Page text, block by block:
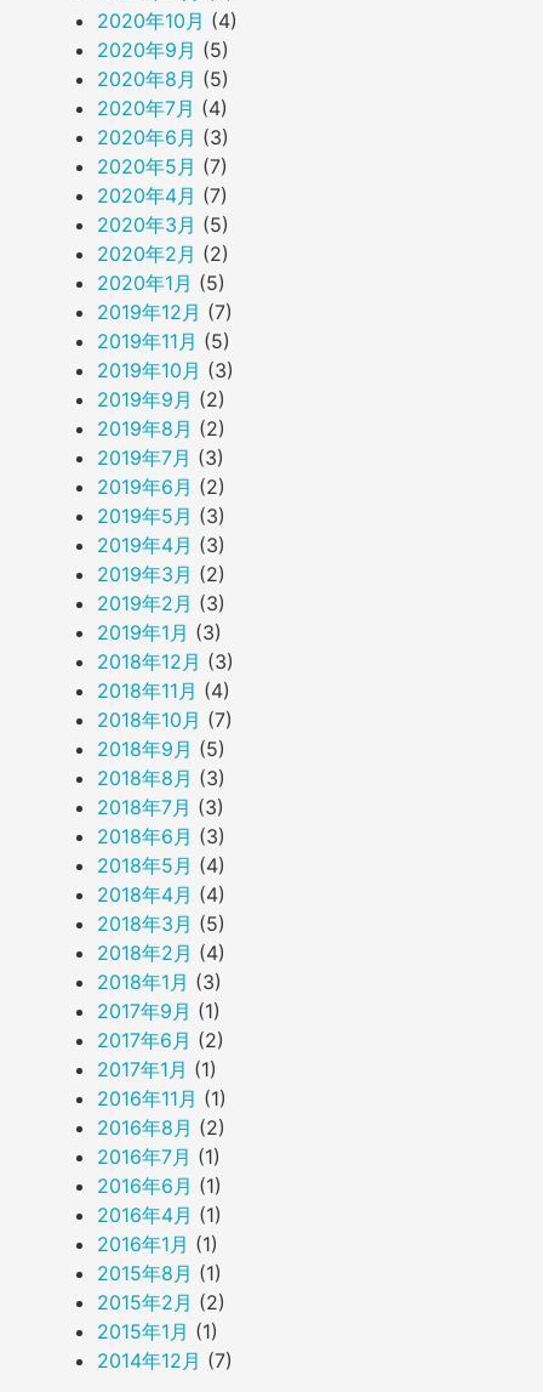
2020年10月 (4)
2020年9月 (5)
2020年8月 (5)
2020年7月 (4)
2020年6月 (3)
2020年5月 (7)
2020年4月 (7)
2020年3月 (5)
2020年2月 (2)
2020年1月 (5)
2019年12月 (7)
2019年11月 (5)
2019年10月 (3)
2019年9月 (2)
2019年8月 (2)
2019年7月 (3)
2019年6月 (2)
2019年5月 (3)
2019年4月 (3)
2019年3月 (2)
2019年2月 (3)
2019年1月 (3)
2018年12月 (3)
2018年11月 (4)
2018年10月 (7)
2018年9月 (5)
2018年8月 (3)
2018年7月 (3)
2018年6月 (3)
2018年5月 (4)
2018年4月 (4)
2018年3月 (5)
2018年2月 (4)
2018年1月 (3)
2017年9月 (1)
2017年6月 (2)
2017年1月 (1)
2016年11月 (1)
2016年8月 (2)
2016年7月 (1)
2016年6月 (1)
2016年4月 (1)
2016年1月 (1)
2015年8月 (1)
2015年2月 (2)
2015年1月 (1)
2014年12月 (7)